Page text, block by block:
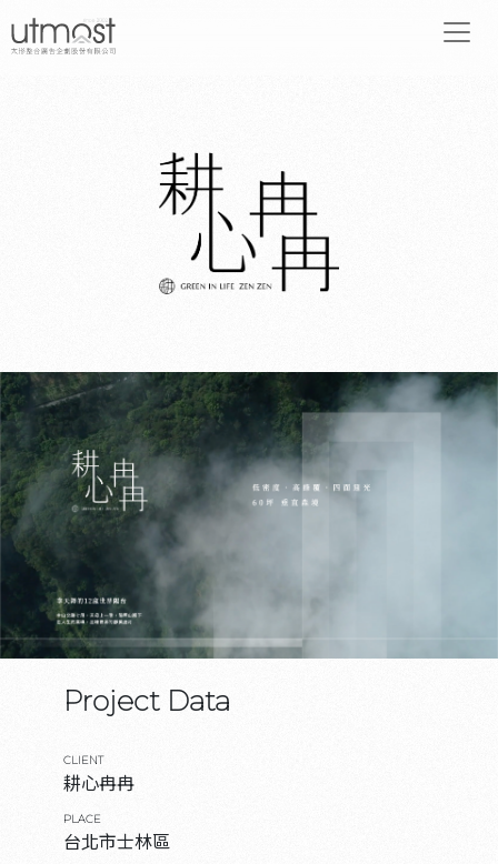
Project Data
CLIENT
耕心冉冉
PLACE
台北市士林區